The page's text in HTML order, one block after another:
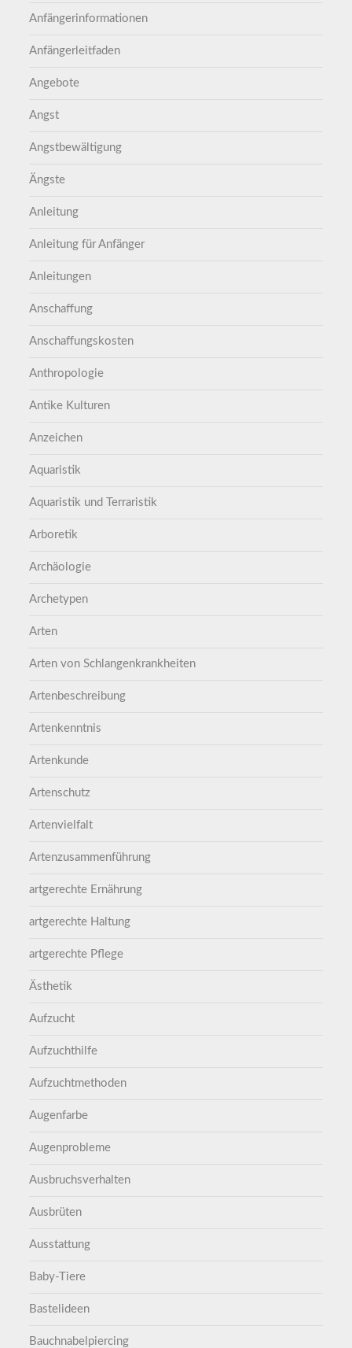
Anfängerinformationen
Anfängerleitfaden
Angebote
Angst
Angstbewältigung
Ängste
Anleitung
Anleitung für Anfänger
Anleitungen
Anschaffung
Anschaffungskosten
Anthropologie
Antike Kulturen
Anzeichen
Aquaristik
Aquaristik und Terraristik
Arboretik
Archäologie
Archetypen
Arten
Arten von Schlangenkrankheiten
Artenbeschreibung
Artenkenntnis
Artenkunde
Artenschutz
Artenvielfalt
Artenzusammenführung
artgerechte Ernährung
artgerechte Haltung
artgerechte Pflege
Ästhetik
Aufzucht
Aufzuchthilfe
Aufzuchtmethoden
Augenfarbe
Augenprobleme
Ausbruchsverhalten
Ausbrüten
Ausstattung
Baby-Tiere
Bastelideen
Bauchnabelpiercing